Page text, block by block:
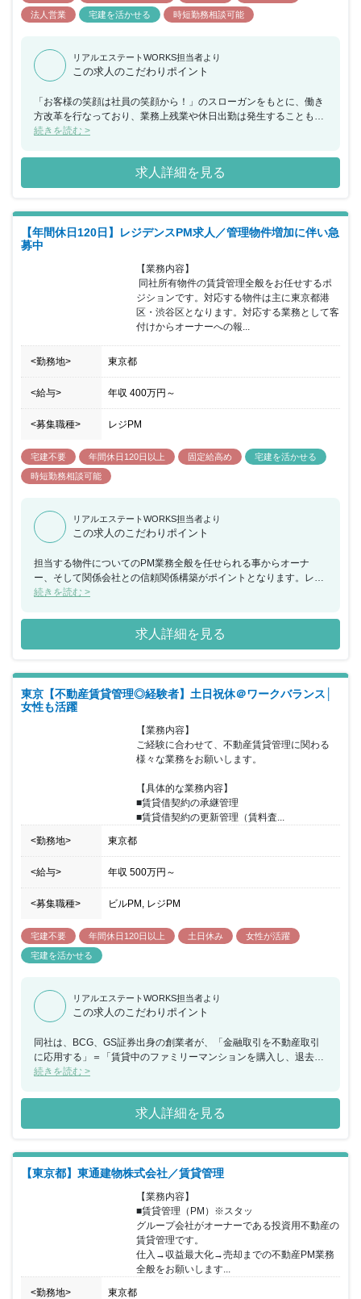
法人営業 宅建を活かせる 時短勤務相談可能
リアルエステートWORKS担当者より
この求人のこだわりポイント
「お客様の笑顔は社員の笑顔から！」のスローガンをもとに、働き
方改革を行なっており、業務上残業や休日出勤は発生することもあ
りますが、自身で出社時間や代休取得の調整を行うことができま
たいと考えている方におススメの求人です。
続きを読む >
求人詳細を見る
【年間休日120日】レジデンスPM求人／管理物件増加に伴い急
募中
【業務内容】
ジションです。対応する物件は主に東京都港
区・渋谷区となります。対応する業務として客
付けからオーナーへの報...
<勤務地> 東京都
<給与> 年収 400万円 ～
<募集職種> レジPM
宅建不要 年間休日120日以上 固定給高め
宅建を活かせる
時短勤務相談可能
リアルエステートWORKS担当者より
この求人のこだわりポイント
担当する物件についてのPM業務全般を任せられる事からオーナ
ー、そして関係会社との信頼関係構築がポイントとなります。レジ
デンスPMの経験をお持ちの方で、更に入居者募集の実務経験があ
続きを読む >
求人詳細を見る
東京【不動産賃貸管理◎経験者】土日祝休＠ワークバランス│
女性も活躍
【業務内容】
ご経験に合わせて、不動産賃貸管理に関わる
様々な業務をお願いします。
【具体的な業務内容】
■賃貸借契約の承継管理
■賃貸借契約の更新管理（賃料査...
<勤務地> 東京都
<給与> 年収 500万円 ～
<募集職種> ビルPM, レジPM
宅建不要 年間休日120日以上 土日休み
女性が活躍
宅建を活かせる
リアルエステートWORKS担当者より
この求人のこだわりポイント
同社は、BCG、GS証券出身の創業者が、「金融取引を不動産取引
に応用する」＝「賃貸中のファミリーマンションを購入し、退去後
にリノベーションを行って販売する」というユニークなビジネスモ
ション価格の高騰、住宅ローン金利の低下等の追い風を受けて、 中
古マンション市場も拡大する中、直近では営業展開エリアを全国に
拡大する戦略が奏功し、中古マンション業界のリーディングカンパ
入社後、ご経験にあわせ、主にスター・マイカ株式会社（グループ
会社）で保有している物件の管理を担う「スター・マイカ・プロパ
不動産の賃貸管理・売買仲介を担う「スター・マイカ・アセット・
パートナーズ株式会社」のどちらかに出向いただきます。 【社風】
全社員の約70％が中途入社の社員です。金融業界等、異業種からの
転職組も活躍しており、「いかにも不動産会社」のような雰囲気で
はありません。社長含む役職者も全員「さん付け」で呼び合うな
ど、コミュニケーションはオープン＆フラット。 面接時、オフィス
内の見学も可能ですので、実際に働く環境をご覧いただけます！
続きを読む >
求人詳細を見る
【東京都】東通建物株式会社／賃貸管理
【業務内容】
■賃貸管理（PM）※スタッ
グループ会社がオーナーである投資用不動産の
賃貸管理です。
仕入→収益最大化→売却までの不動産PM業務
全般をお願いします...
<勤務地> 東京都